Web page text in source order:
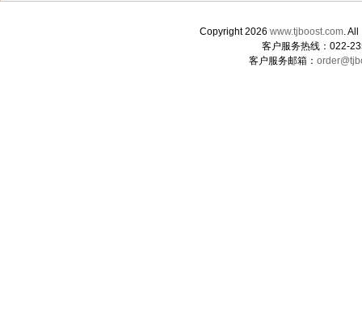
Copyright 2026 www.tjboost.com.
客户服务热线：022-
客户服务邮箱：